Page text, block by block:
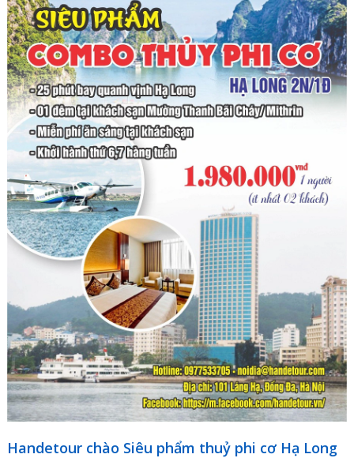
Handetour chào Siêu phẩm thuỷ phi cơ Hạ Long